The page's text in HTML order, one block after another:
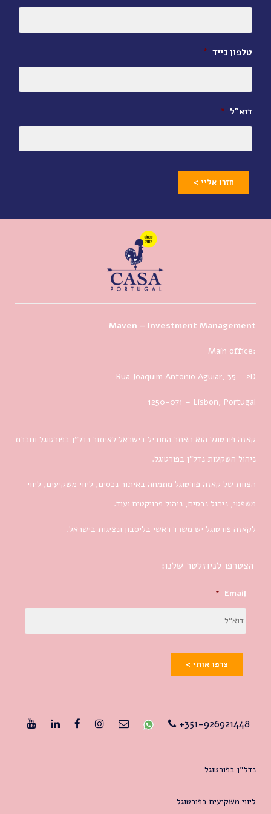
טלפון נייד *
דוא״ל *
חזרו אליי >
Maven – Investment Management
Main office:
Rua Joaquim Antonio Aguiar, 35 – 2D
1250-071 – Lisbon, Portugal
קאזה פורטוגל הוא האתר המוביל בישראל לאיתור נדל”ן בפורטוגל וחברת
ניהול השקעות נדל”ן בפורטוגל.
הצוות של קאזה פורטוגל מתמחה באיתור נכסים, ליווי משקיעים, ליווי
משפטי, ניהול נכסים, ניהול פרויקטים ועוד.
לקאזה פורטוגל יש משרד ראשי בליסבון ונציגות בישראל.
הצטרפו לניוזלטר שלנו:
Email
*
צרפו אותי >
351-926921448+
נדל״ן בפורטוגל
ליווי משקיעים בפורטוגל